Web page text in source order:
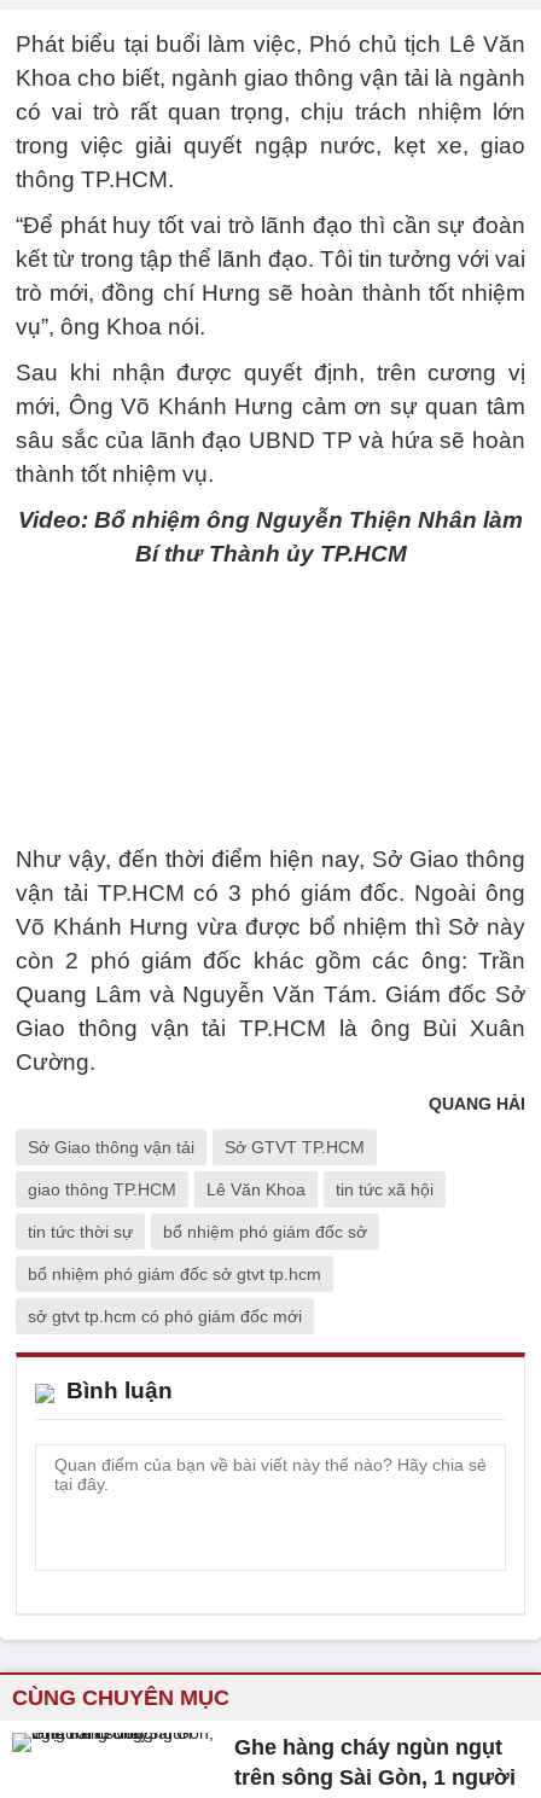
Phát biểu tại buổi làm việc, Phó chủ tịch Lê Văn
Khoa cho biết, ngành giao thông vận tải là ngành
có vai trò rất quan trọng, chịu trách nhiệm lớn
trong việc giải quyết ngập nước, kẹt xe, giao
thông TP.HCM.
“Để phát huy tốt vai trò lãnh đạo thì cần sự đoàn
kết từ trong tập thể lãnh đạo. Tôi tin tưởng với vai
trò mới, đồng chí Hưng sẽ hoàn thành tốt nhiệm
vụ”, ông Khoa nói.
Sau khi nhận được quyết định, trên cương vị
mới, Ông Võ Khánh Hưng cảm ơn sự quan tâm
sâu sắc của lãnh đạo UBND TP và hứa sẽ hoàn
thành tốt nhiệm vụ.
Video: Bổ nhiệm ông Nguyễn Thiện Nhân làm
Bí thư Thành ủy TP.HCM
Như vậy, đến thời điểm hiện nay, Sở Giao thông
vận tải TP.HCM có 3 phó giám đốc. Ngoài ông
Võ Khánh Hưng vừa được bổ nhiệm thì Sở này
còn 2 phó giám đốc khác gồm các ông: Trần
Quang Lâm và Nguyễn Văn Tám. Giám đốc Sở
Giao thông vận tải TP.HCM là ông Bùi Xuân
Cường.
QUANG HẢI
Sở Giao thông vận tải Sở GTVT TP.HCM
giao thông TP.HCM Lê Văn Khoa tin tức xã hội
tin tức thời sự bổ nhiệm phó giám đốc sở
bổ nhiệm phó giám đốc sở gtvt tp.hcm
sở gtvt tp.hcm có phó giám đốc mới
Bình luận
CÙNG CHUYÊN MỤC
Ghe hàng cháy ngùn ngụt
trên sông Sài Gòn, 1 người